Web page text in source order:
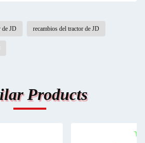
de JD recambios del tractor de JD
Products